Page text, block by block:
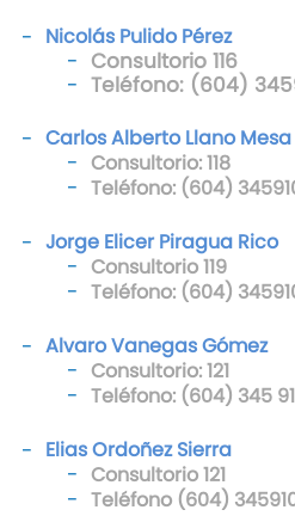
Nicolás Pulido Pérez
Consultorio 116
Teléfono: (604)
Carlos Alberto Llano Mesa
Consultorio: 118
Teléfono: (604)
Jorge Elicer Piragua Rico
Consultorio 119
Teléfono: (604)
Alvaro Vanegas Gómez
Consultorio: 121
Teléfono: (604) 345
Elias Ordoñez Sierra
Consultorio 121
Teléfono (604)